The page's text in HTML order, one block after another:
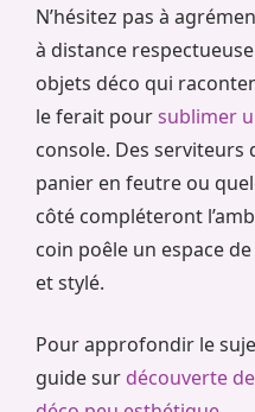
N’hésitez pas à
à distance
objets déco qui
le ferait poursublimer
console. Des serviteurs
panier en feutre ou
côté compléteront
coin poêle un espace
et stylé.
Pour approfondir le
guide sur découverte